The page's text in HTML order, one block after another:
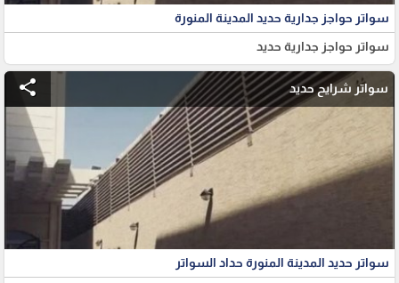
سواتر حواجز جدارية حديد المدينة المنورة
سواتر حواجز جدارية حديد
share سواتر شرايح حديد
سواتر حديد المدينة المنورة حداد السواتر